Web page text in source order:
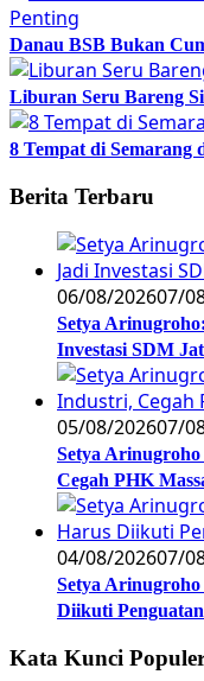
Danau BSB Bukan
Liburan Seru Bareng
8 Tempat di Semarang
Berita Terbaru
06/08/202607/
Setya
Investasi SDM
05/08/202607/
Setya
Cegah PHK
04/08/202607/
Setya
Diikuti
Kata Kunci